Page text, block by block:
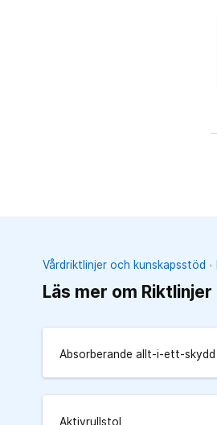
Vårdriktlinjer och kunskapsstöd
Läs mer om Riktlinjer
Absorberande allt-i-ett-skydd
Aktivrullstol